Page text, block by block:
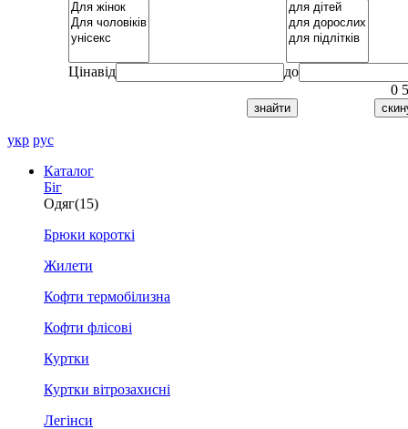
Цінавід
до
0
укр рус
Каталог
Біг
Одяг(15)
Брюки короткі
Жилети
Кофти термобілизна
Кофти флісові
Куртки
Куртки вітрозахисні
Легінси